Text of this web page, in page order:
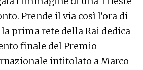
Prende il via così l’ora di
prima rete della Rai dedica
finale del Premio
intitolato a Marco